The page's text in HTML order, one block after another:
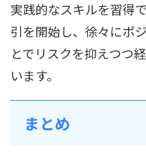
実践的なスキルを習得
引を開始し、徐々にポ
とでリスクを抑えつつ
います。
まとめ